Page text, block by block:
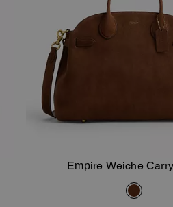
In Den
Empire Weiche